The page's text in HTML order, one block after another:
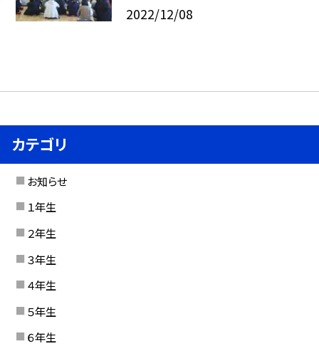
2022/12/08
カテゴリ
お知らせ
１年生
２年生
３年生
４年生
５年生
６年生